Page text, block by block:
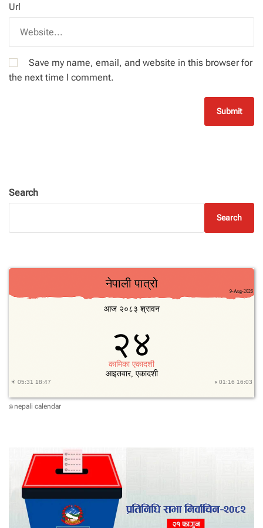
Url
Save my name, email, and website in this browser for
the next time I comment.
Search
Search
© nepali calendar